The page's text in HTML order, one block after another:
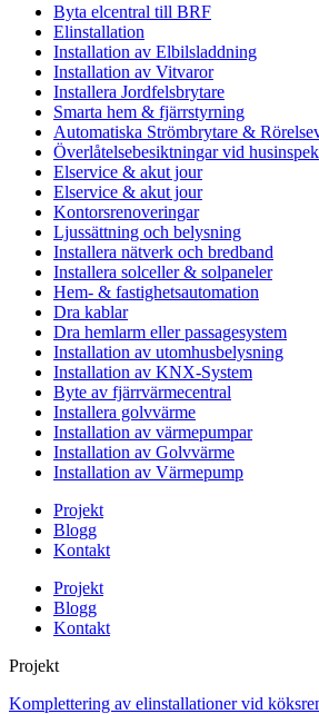
Byta elcentral till BRF
Elinstallation
Installation av Elbilsladdning
Installation av Vitvaror
Installera Jordfelsbrytare
Smarta hem & fjärrstyrning
Automatiska Strömbrytare &
Överlåtelsebesiktningar vid
Elservice & akut jour
Elservice & akut jour
Kontorsrenoveringar
Ljussättning och belysning
Installera nätverk och bredband
Installera solceller & solpaneler
Hem- & fastighetsautomation
Dra kablar
Dra hemlarm eller passagesystem
Installation av utomhusbelysning
Installation av KNX-System
Byte av fjärrvärmecentral
Installera golvvärme
Installation av värmepumpar
Installation av Golvvärme
Installation av Värmepump
Projekt
Blogg
Kontakt
Projekt
Blogg
Kontakt
Projekt
Komplettering av elinstallationer vid